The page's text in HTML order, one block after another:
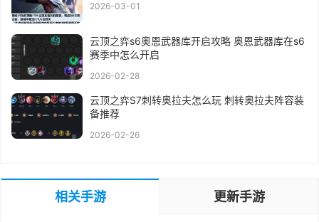
2026-03-01
云顶之弈s6奥恩武器库开启攻略 奥恩武器库在s6
赛季中怎么开启
2026-02-28
云顶之弈S7刺转奥拉夫怎么玩 刺转奥拉夫阵容装
备推荐
2026-02-26
相关手游 更新手游